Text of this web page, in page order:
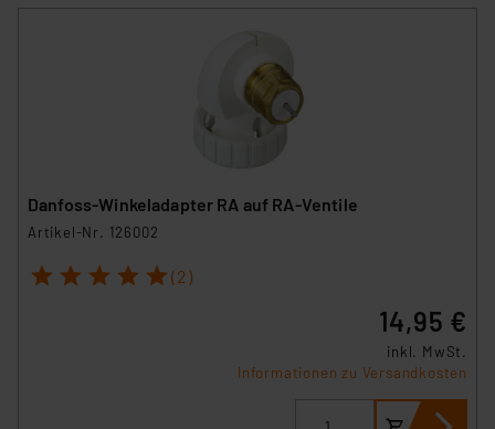
Danfoss-Winkeladapter RA auf RA-Ventile
Artikel-Nr. 126002
1 2 3 4 5 (2)
14,95 €
inkl. MwSt.
Informationen zu Versandkosten